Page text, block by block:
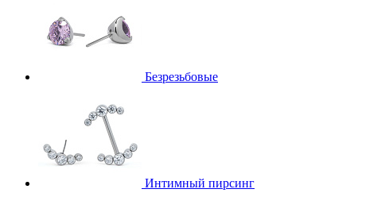
Безрезьбовые
Интимный пирсинг